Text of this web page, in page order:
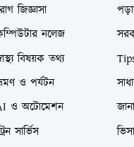
জিজ্ঞাসা
নলেজ
বিষয়ক তথ্য
ও পর্যটন
ও অটোমেশন
সার্ভিস